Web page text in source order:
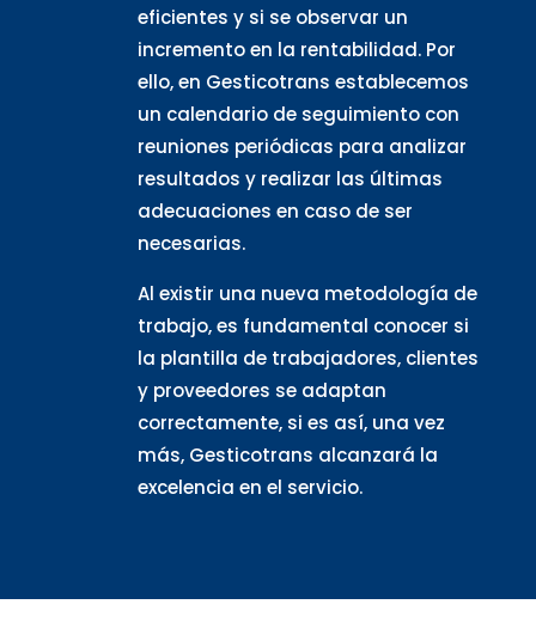
eficientes y si se observar un
incremento en la rentabilidad. Por
ello, en Gesticotrans establecemos
un calendario de seguimiento con
reuniones periódicas para analizar
resultados y realizar las últimas
adecuaciones en caso de ser
necesarias.
Al existir una nueva metodología de
trabajo, es fundamental conocer si
la plantilla de trabajadores, clientes
y proveedores se adaptan
correctamente, si es así, una vez
más, Gesticotrans alcanzará la
excelencia en el servicio.